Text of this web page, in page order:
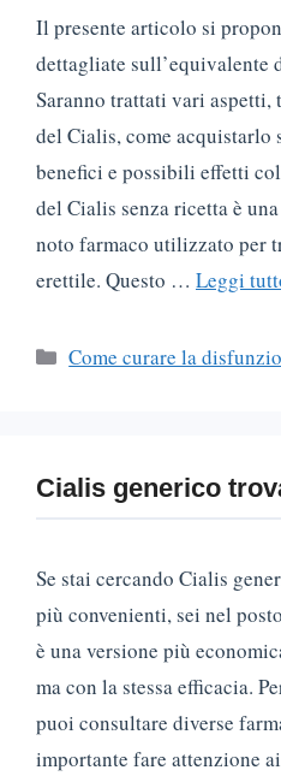
Il presente articolo si
dettagliate sull’equivalente
Saranno trattati vari aspetti,
del Cialis, come acquistarlo
benefici e possibili effetti
del Cialis senza ricetta è
noto farmaco utilizzato per
erettile. Questo … Leggi
Categorie
Come curare la
Cialis generico
Se stai cercando Cialis
più convenienti, sei nel
è una versione più
ma con la stessa efficacia.
puoi consultare diverse
importante fare attenzione